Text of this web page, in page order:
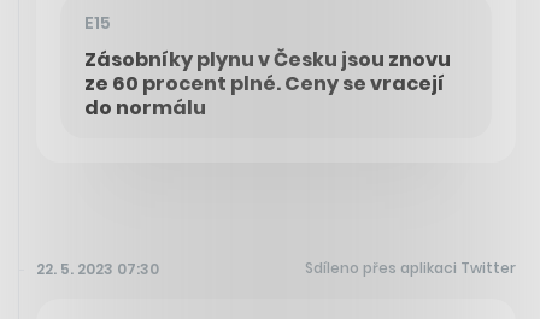
E15
Zásobníky plynu v Česku jsou znovu
ze 60 procent plné. Ceny se vracejí
do normálu
22. 5. 2023 07:30 Sdíleno přes aplikaci Twitter